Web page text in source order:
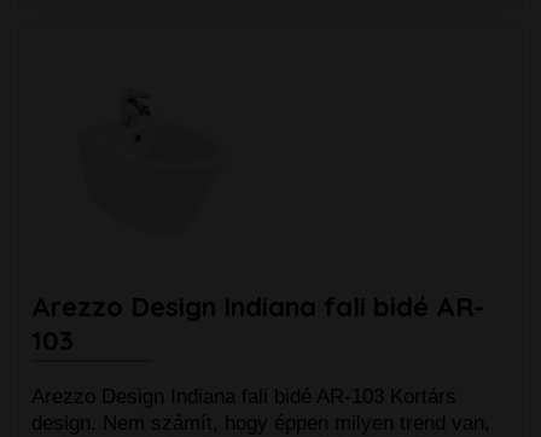
Arezzo Design Indiana fali bidé AR-
103
Arezzo Design Indiana fali bidé AR-103 Kortárs
design. Nem számít, hogy éppen milyen trend van,